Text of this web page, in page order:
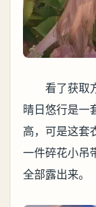
看了获取
晴日悠行是一
高，可是这套
一件碎花小吊
全部露出来。